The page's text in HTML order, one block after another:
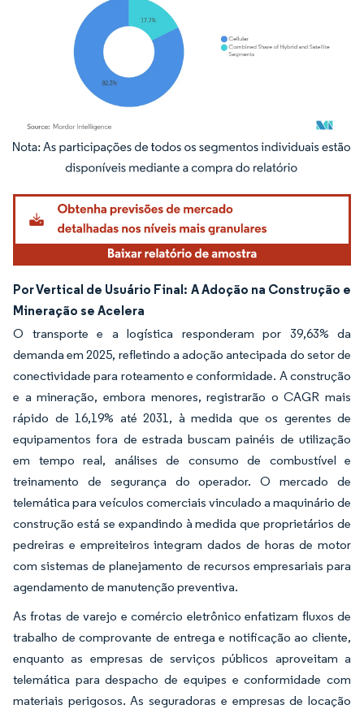
Imagem © Mordor Intelligence. O reuso requer atribuição conforme CC BY 4.0.
Por Vertical de Usuário Final: A Adoção na Construção e
Mineração se Acelera
O transporte e a logística responderam por 39,63% da
demanda em 2025, refletindo a adoção antecipada do setor de
conectividade para roteamento e conformidade. A construção
e a mineração, embora menores, registrarão o CAGR mais
rápido de 16,19% até 2031, à medida que os gerentes de
equipamentos fora de estrada buscam painéis de utilização
em tempo real, análises de consumo de combustível e
treinamento de segurança do operador. O mercado de
telemática para veículos comerciais vinculado a maquinário de
construção está se expandindo à medida que proprietários de
pedreiras e empreiteiros integram dados de horas de motor
com sistemas de planejamento de recursos empresariais para
agendamento de manutenção preventiva.
As frotas de varejo e comércio eletrônico enfatizam fluxos de
trabalho de comprovante de entrega e notificação ao cliente,
enquanto as empresas de serviços públicos aproveitam a
telemática para despacho de equipes e conformidade com
materiais perigosos. As seguradoras e empresas de locação